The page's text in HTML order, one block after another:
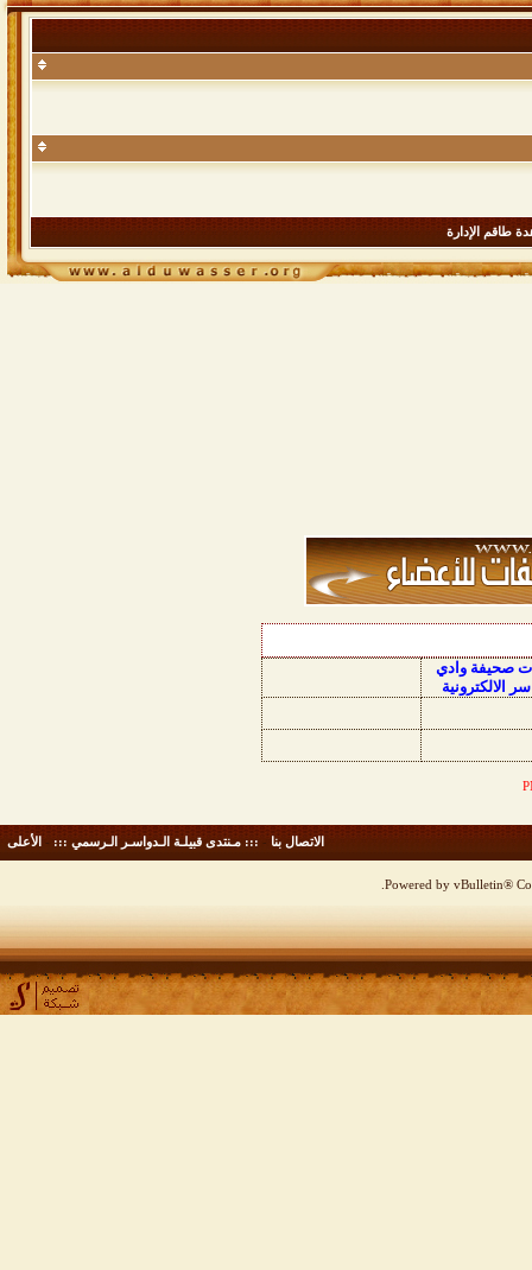
طاقم الإدارة
صحيفة وادي
الالكترونية
الاتصال بنا - ::: مـنتدى قبيلـة الـدواسـر الـرسمي ::: - الأعلى
Powered by vBulletin®